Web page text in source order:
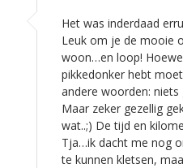
Het was inderdaad
Leuk om je de mooie
woon…en loop!
pikkedonker hebt
andere woorden: niets
Maar zeker gezellig
wat..;) De tijd en
Tja…ik dacht me nog
te kunnen kletsen,